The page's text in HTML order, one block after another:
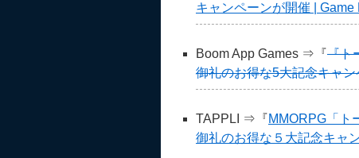
キャンペーンが開催 | Game
Boom App Games ⇒『『ト
御礼のお得な5大記念キャ
TAPPLI ⇒『MMORPG「ト
御礼のお得な５大記念キャ